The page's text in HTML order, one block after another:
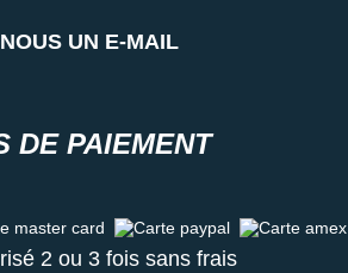
UN E-MAIL
DE PAIEMENT
card Carte paypal Carte amex
2 ou 3 fois sans frais